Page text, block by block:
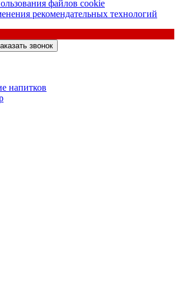
файлов cookie
рекомендательных технологий
звонок
напитков